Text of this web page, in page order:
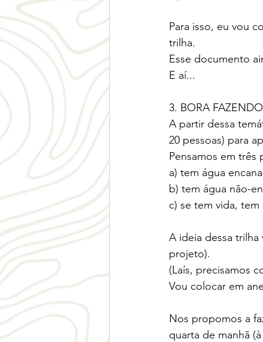
Para isso, eu vou
trilha.
Esse documento
E aí...
3. BORA FAZENDO
A partir dessa
20 pessoas) para
Pensamos em três
a) tem água
b) tem água não-
c) se tem vida, tem
A ideia dessa
projeto).
(Laís, precisamos
Vou colocar em
Nos propomos a
quarta de manhã